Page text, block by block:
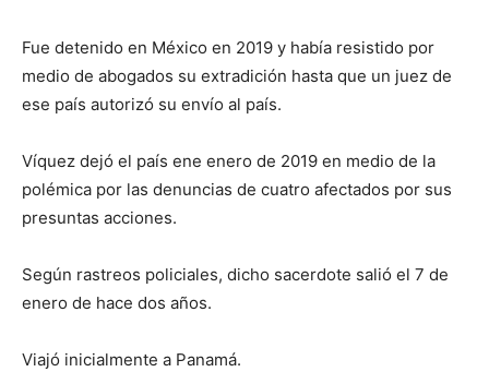
Fue detenido en México en 2019 y había resistido por
medio de abogados su extradición hasta que un juez de
ese país autorizó su envío al país.
Víquez dejó el país ene enero de 2019 en medio de la
polémica por las denuncias de cuatro afectados por sus
presuntas acciones.
Según rastreos policiales, dicho sacerdote salió el 7 de
enero de hace dos años.
Viajó inicialmente a Panamá.